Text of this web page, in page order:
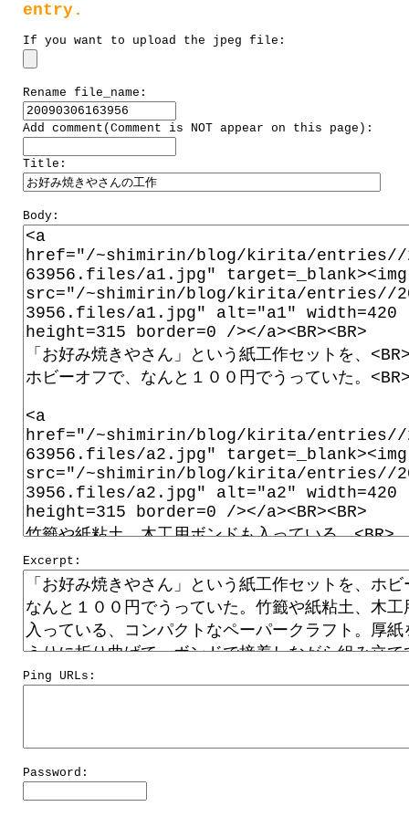
entry.
If you want to upload the jpeg file:
Rename file_name:
Add comment(Comment is NOT appear on this page):
Title:
Body:
Excerpt:
Ping URLs:
Password: